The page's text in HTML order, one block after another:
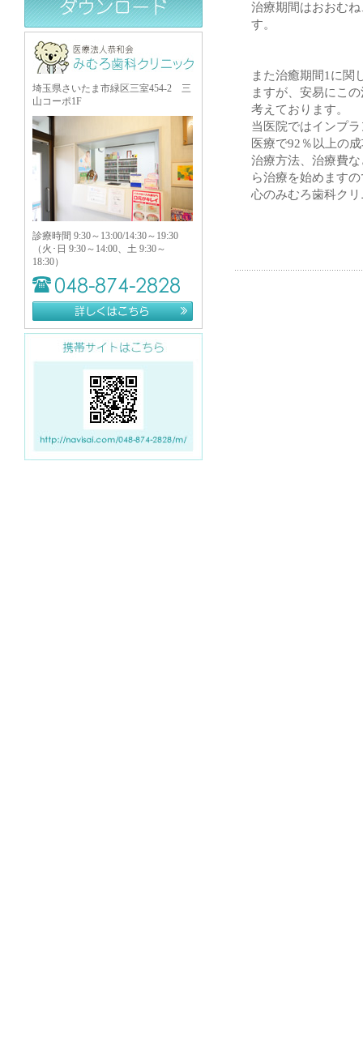
治療期間はおおむ
す。
また治癒期間1に関
ますが、安易にこ
考えております。
当医院ではインプ
医療で92％以上の
治療方法、治療費
ら治療を始めます
心のみむろ歯科ク
埼玉県さいたま市緑区三室454-2 三
山コーポ1F
診療時間 9:30～13:00/14:30～19:30
（火･日 9:30～14:00、土 9:30～
18:30）